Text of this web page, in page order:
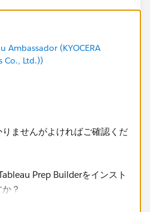
Ambassador (KYOCERA
Co., Ltd.))
ませんがよければご確認くだ
Prep Builderをインスト
？
Prep Builder on your